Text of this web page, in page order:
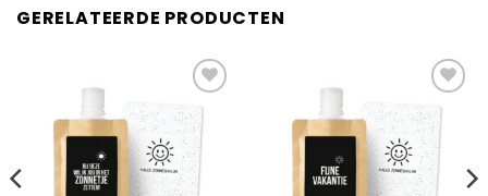
GERELATEERDE PRODUCTEN
Add to
Wishlist
Add to
Wishlist